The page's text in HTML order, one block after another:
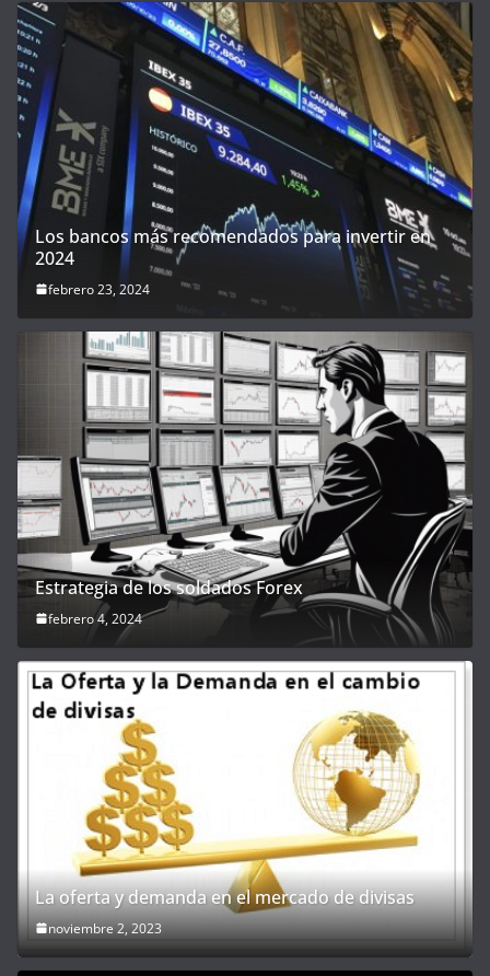
Los bancos más recomendados para invertir en
2024
febrero 23, 2024
Estrategia de los soldados Forex
febrero 4, 2024
La oferta y demanda en el mercado de divisas
noviembre 2, 2023